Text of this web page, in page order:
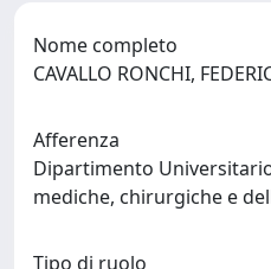
Nome completo
CAVALLO RONCHI,
Afferenza
Dipartimento
mediche, chirurgiche e
Tipo di ruolo